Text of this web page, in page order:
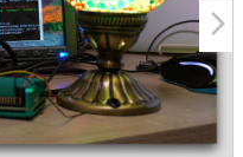
arrow_forward_ios